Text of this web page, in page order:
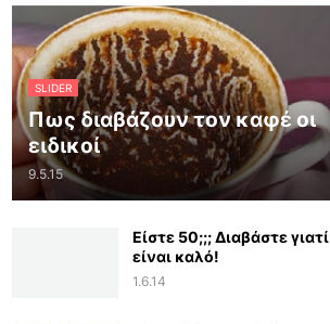
SLIDER
Πως διαβάζουν τον καφέ οι
ειδικοί
9.5.15
Είστε 50;;; Διαβάστε γιατί
είναι καλό!
1.6.14